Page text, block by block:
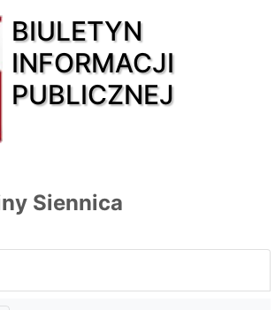
BIULETYN
INFORMACJI
PUBLICZNEJ
Siennica